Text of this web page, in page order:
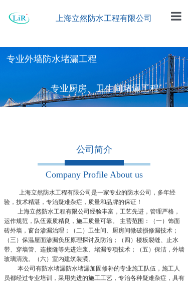
公
工
防
上海立然防水工程有限公司
专业外墙防水堵漏工程
专业厨房、卫生间堵漏工程
公司简介
Company Profile About us
上海立然防水工程有限公司是一家专业的防水公司，多年经
验，技术精湛，专治疑难杂症，质量和品牌的保证！
上海立然防水工程有限公司经验丰富，工艺先进，管理严格，
运作规范，队伍素质精良，施工质量可靠。 主营范围：（一）饰面
砖外墙，窗台渗漏治理；（二）卫生间、厨房间微破损修漏技术；
（三）保温屋面渗漏负压原理探讨及防治；（四）楼板裂缝、止水
带、穿墙管、连接缝等先进注浆、堵漏专项技术；（五）保洁，外墙
玻璃清洗。（六）室内建筑装潢。
本公司有防水堵漏防水堵漏加固修补的专业施工队伍，施工人
员都经过专业培训，采用先进的施工工艺，专治各种疑难杂症，具有